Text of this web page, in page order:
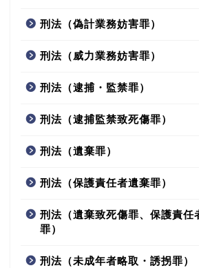
刑法（偽計業務妨害罪）
刑法（威力業務妨害罪）
刑法（逮捕・監禁罪）
刑法（逮捕監禁致死傷罪）
刑法（遺棄罪）
刑法（保護責任者遺棄罪）
刑法（遺棄致死傷罪、保護責任
罪）
刑法（未成年者略取・誘拐罪）